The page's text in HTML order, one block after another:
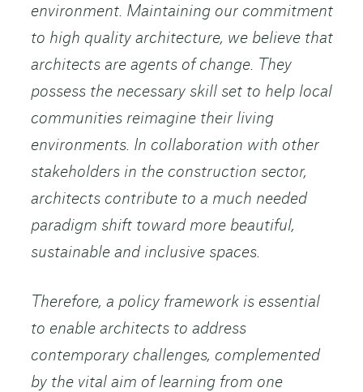
environment. Maintaining our commitment
to high quality architecture, we believe that
architects are agents of change. They
possess the necessary skill set to help local
communities reimagine their living
environments. In collaboration with other
stakeholders in the construction sector,
architects contribute to a much needed
paradigm shift toward more beautiful,
sustainable and inclusive spaces.
Therefore, a policy framework is essential
to enable architects to address
contemporary challenges, complemented
by the vital aim of learning from one